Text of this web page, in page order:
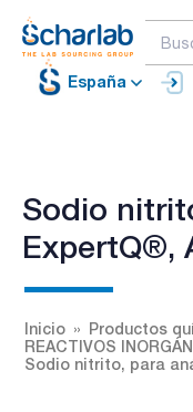
España
Sodio
ExpertQ®,
Inicio
Productos
REACTIVOS
Sodio nitrito, para